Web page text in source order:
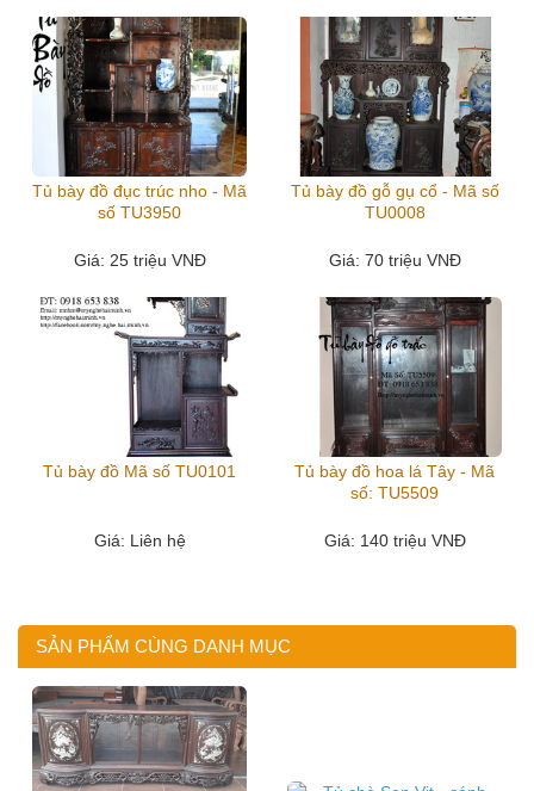
Tủ bày đồ đục trúc nho - Mã
số TU3950
Giá: 25 triệu VNĐ
Tủ bày đồ gỗ gụ cổ - Mã số
TU0008
Giá: 70 triệu VNĐ
Tủ bày đồ Mã số TU0101
Giá: Liên hệ
Tủ bày đồ hoa lá Tây - Mã
số: TU5509
Giá: 140 triệu VNĐ
SẢN PHẨM CÙNG DANH MỤC